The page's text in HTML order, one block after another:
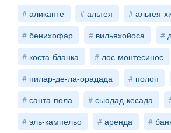
аликанте альтея альтея-
бенихофар
вильяхойоса
коста-бланка
лос-монтесинос
пилар-де-ла-орадада
полоп
санта-пола
сьюдад-кесада
эль-кампельо
аренда